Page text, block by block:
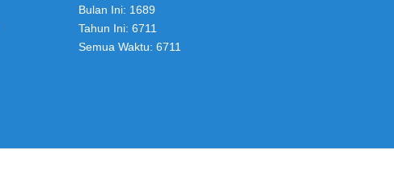
Bulan Ini: 1689
Tahun Ini: 6711
Semua Waktu: 6711